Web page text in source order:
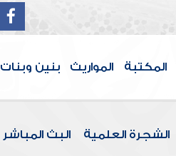
المكتبة المواريث بنين وبنات
الشجرة العلمية البث المباشر